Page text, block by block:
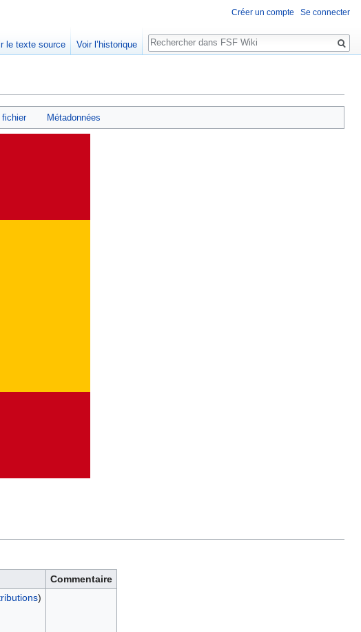
fichier Métadonnées
Commentaire
)
Créer un compte Se connecter
le texte source Voir l’historique
Rechercher